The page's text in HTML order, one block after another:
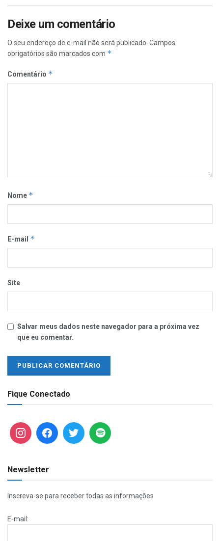
Deixe um comentário
O seu endereço de e-mail não será publicado. Campos
obrigatórios são marcados com *
Comentário *
Nome *
E-mail *
Site
Salvar meus dados neste navegador para a próxima vez
que eu comentar.
Fique Conectado
Newsletter
Inscreva-se para receber todas as informações
E-mail: